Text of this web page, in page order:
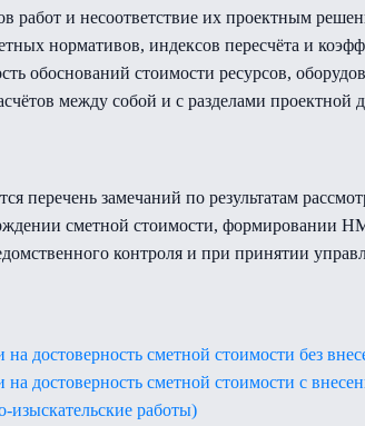
работ и несоответствие их проектным
нормативов, индексов пересчёта и
обоснований стоимости ресурсов,
между собой и с разделами проектной
перечень замечаний по результатам
сметной стоимости, формировании
контроля и при принятии
достоверность сметной стоимости без
достоверность сметной стоимости с
работы)